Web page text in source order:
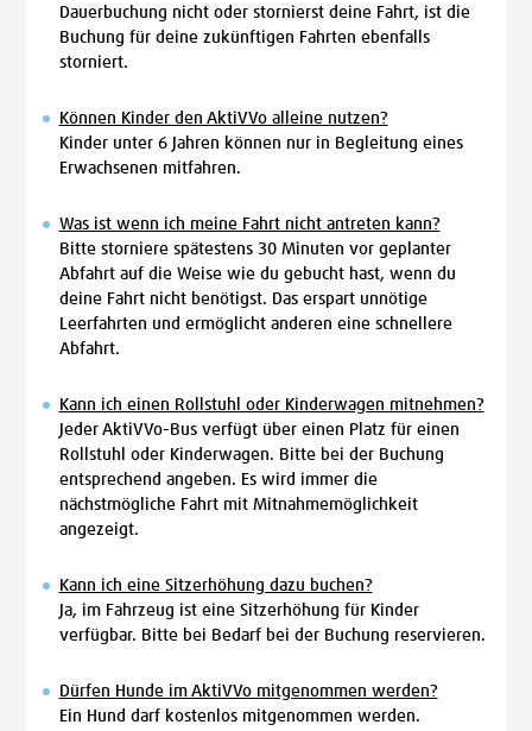
Dauerbuchung nicht oder stornierst deine Fahrt, ist die
Buchung für deine zukünftigen Fahrten ebenfalls
storniert.
Können Kinder den AktiVVo alleine nutzen?
Kinder unter 6 Jahren können nur in Begleitung eines
Erwachsenen mitfahren.
Was ist wenn ich meine Fahrt nicht antreten kann?
Bitte storniere spätestens 30 Minuten vor geplanter
Abfahrt auf die Weise wie du gebucht hast, wenn du
deine Fahrt nicht benötigst. Das erspart unnötige
Leerfahrten und ermöglicht anderen eine schnellere
Abfahrt.
Kann ich einen Rollstuhl oder Kinderwagen mitnehmen?
Jeder AktiVVo-Bus verfügt über einen Platz für einen
Rollstuhl oder Kinderwagen. Bitte bei der Buchung
entsprechend angeben. Es wird immer die
nächstmögliche Fahrt mit Mitnahmemöglichkeit
angezeigt.
Kann ich eine Sitzerhöhung dazu buchen?
Ja, im Fahrzeug ist eine Sitzerhöhung für Kinder
verfügbar. Bitte bei Bedarf bei der Buchung reservieren.
Dürfen Hunde im AktiVVo mitgenommen werden?
Ein Hund darf kostenlos mitgenommen werden.